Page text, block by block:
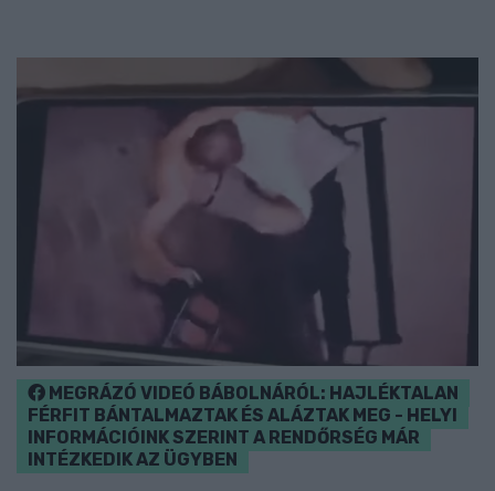
MEGRÁZÓ VIDEÓ BÁBOLNÁRÓL: HAJLÉKTALAN
FÉRFIT BÁNTALMAZTAK ÉS ALÁZTAK MEG - HELYI
INFORMÁCIÓINK SZERINT A RENDŐRSÉG MÁR
INTÉZKEDIK AZ ÜGYBEN